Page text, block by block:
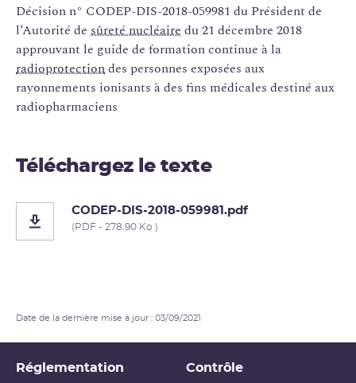
Décision n° CODEP-DIS-2018-059981 du Président de
l’Autorité de sûreté nucléaire du 21 décembre 2018
approuvant le guide de formation continue à la
radioprotectiondes personnes exposées aux
rayonnements ionisants à des fins médicales destiné aux
radiopharmaciens
Téléchargez le texte
CODEP-DIS-2018-059981.pdf
(PDF - 278.90 Ko )
Date de la dernière mise à jour : 03/09/2021
Réglementation Contrôle